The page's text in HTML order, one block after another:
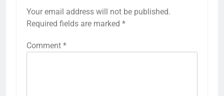
Your email address will not be published.
Required fields are marked *
Comment *